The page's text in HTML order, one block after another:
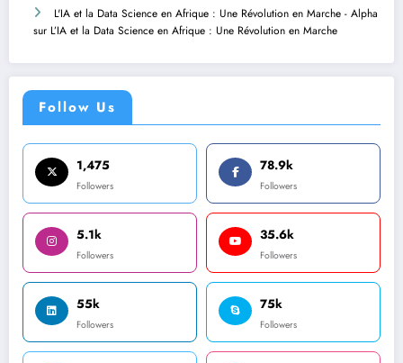
L'IA et la Data Science en Afrique : Une Révolution en Marche - Alpha
sur L’IA et la Data Science en Afrique : Une Révolution en Marche
Follow Us
1,475
Followers
78.9k
Followers
5.1k
Followers
35.6k
Followers
55k
Followers
75k
Followers